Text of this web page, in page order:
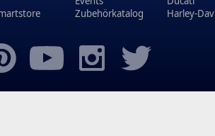
Zubehörkatalog
Harley-